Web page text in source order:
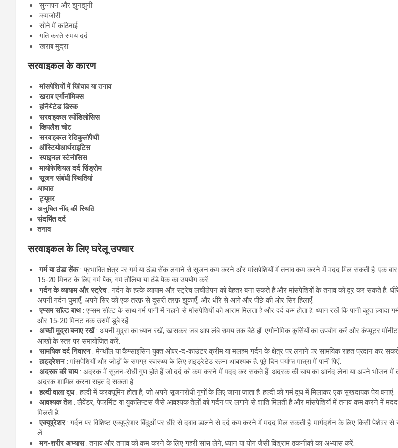
सुन्नपन और झुनझुनी
कमजोरी
सोने में कठिनाई
गति करते समय दर्द
खराब मुद्रा
सरवाइकल के कारण
मांसपेशियों में खिंचाव या तनाव
खराब एर्गोनॉमिक्स
हर्नियेटेड डिस्क
सरवाइकल स्पोंडिलोसिस
व्हिपलैश चोट
सरवाइकल रेडिकुलोपैथी
ऑस्टियोआर्थराइटिस
स्पाइनल स्टेनोसिस
मायोफेशियल दर्द सिंड्रोम
सूजन संबंधी स्थितियां
आघात
ट्यूमर
अनुचित नींद की स्थिति
संदर्भित दर्द
तनाव
सरवाइकल के लिए घरेलू उपचार
गर्म या ठंडा सेंक: प्रभावित क्षेत्र पर गर्म या ठंडा सेंक लगाने से सूजन कम करने और मांसपेशियों में तनाव कम करने में मदद मिल सकती है. एक
15-20 मिनट के लिए गर्म पैक, गर्म तौलिया या ठंडे पैक का उपयोग करें.
गर्दन के व्यायाम और स्ट्रेच: गर्दन के हल्के व्यायाम और स्ट्रेच लचीलेपन को बेहतर बना सकते हैं और मांसपेशियों के तनाव को दूर कर सकते हैं.
अपनी गर्दन घुमाएँ, अपने सिर को एक तरफ़ से दूसरी तरफ़ झुकाएँ, और धीरे से आगे और पीछे की ओर सिर हिलाएँ.
एप्सम सॉल्ट बाथ: एप्सम सॉल्ट के साथ गर्म पानी में नहाने से मांसपेशियों को आराम मिलता है और दर्द कम होता है. ध्यान रखें कि पानी बहुत ज़्यादा
और 15-20 मिनट तक उसमें डूबे रहें.
अच्छी मुद्रा बनाए रखें: अपनी मुद्रा का ध्यान रखें, खासकर जब आप लंबे समय तक बैठे हों. एर्गोनोमिक कुर्सियों का उपयोग करें और कंप्यूटर
आंखों के स्तर पर समायोजित करें.
सामयिक दर्द निवारण: मेन्थॉल या कैप्साइसिन युक्त ओवर-द-काउंटर क्रीम या मलहम गर्दन के क्षेत्र पर लगाने पर सामयिक राहत प्रदान कर
हाइड्रेशन: मांसपेशियों और जोड़ों के समग्र स्वास्थ्य के लिए हाइड्रेटेड रहना आवश्यक है. पूरे दिन पर्याप्त मात्रा में पानी पिएं.
अदरक की चाय: अदरक में सूजन-रोधी गुण होते हैं जो दर्द को कम करने में मदद कर सकते हैं. अदरक की चाय का आनंद लेना या अपने भोजन में
अदरक शामिल करना राहत दे सकता है.
हल्दी वाला दूध: हल्दी में करक्यूमिन होता है, जो अपने सूजनरोधी गुणों के लिए जाना जाता है. हल्दी को गर्म दूध में मिलाकर एक सुखदायक पेय बनाएं.
आवश्यक तेल: लैवेंडर, पेपरमिंट या युकलिप्टस जैसे आवश्यक तेलों को गर्दन पर लगाने से शांति मिलती है और मांसपेशियों में तनाव कम करने में मदद
मिलती है.
एक्यूप्रेशर: गर्दन पर विशिष्ट एक्यूप्रेशर बिंदुओं पर धीरे से दबाव डालने से दर्द कम करने में मदद मिल सकती है. मार्गदर्शन के लिए किसी पेशेवर से
लें.
मन-शरीर अभ्यास: तनाव और तनाव को कम करने के लिए गहरी सांस लेने, ध्यान या योग जैसी विश्राम तकनीकों का अभ्यास करें.